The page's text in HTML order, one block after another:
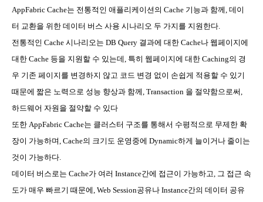
AppFabric Cache는 전통적인 애플리케이션의 Cache 기능과 함께 데이
터 교환을 위한 데이터 버스 사용 시나리오 두 가지를 지원한다
전통적인 Cache 시나리오는 DB Query 결과에 대한 Cache나 웹페이지에
대한 Cache 등을 지원할 수 있는데 특히 웹페이지에 대한 Caching의 경
우 기존 페이지를 변경하지 않고 코드 변경 없이 손쉽게 적용할 수 있기
때문에 짧은 노력으로 성능 향상과 함께 , Transaction 을 절약함으로써
하드웨어 자원을 절약할 수 있다
또한 AppFabric Cache는 클러스터 구조를 통해서 수평적으로 무제한 확
장이 가능하며 , Cache의 크기도 운영중에 Dynamic하게 늘이거나 줄이는
것이 가능하다
데이터 버스로는 Cache가 여러 Instance간에 접근이 가능하고
그 접근 속
도가 매우 빠르기 때문에 , Web Session공유나 Instance간의 데이터 공유